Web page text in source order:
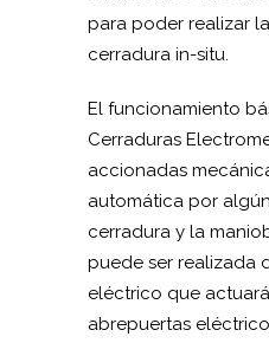
para poder realizar
cerradura in-situ.
El funcionamiento
Cerraduras
accionadas
automática por
cerradura y la
puede ser realizada
eléctrico que
abrepuertas